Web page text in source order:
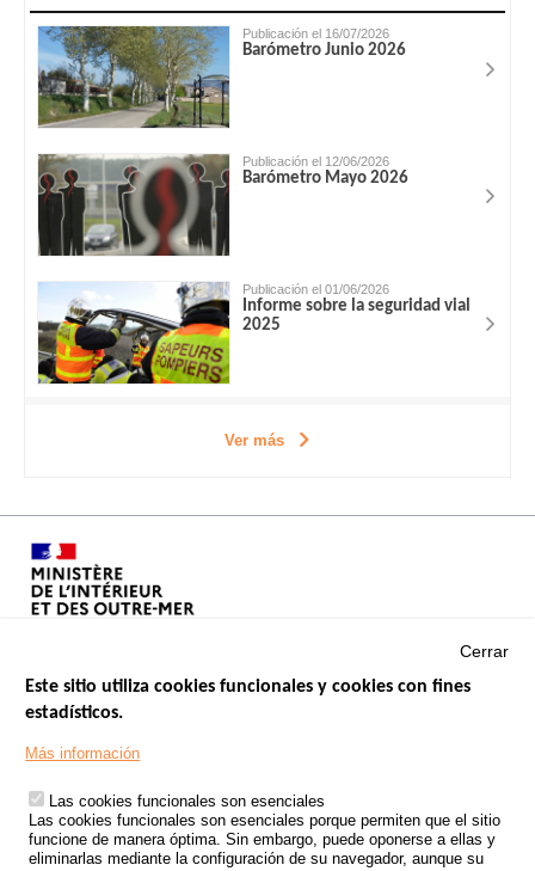
Publicación el 16/07/2026
Barómetro Junio 2026
Publicación el 12/06/2026
Barómetro Mayo 2026
Publicación el 01/06/2026
Informe sobre la seguridad vial
2025
Ver más
Footer
TRATAMIENTO DE DATOS PERSONALES PROCEDENTES DE
ACCIDENTES DE TRÁFICO
ESTUDIOS
Cerrar
Este sitio utiliza cookies funcionales y cookies con fines
estadísticos.
Más información
Las cookies funcionales son esenciales
Las cookies funcionales son esenciales porque permiten que el sitio
funcione de manera óptima. Sin embargo, puede oponerse a ellas y
eliminarlas mediante la configuración de su navegador, aunque su